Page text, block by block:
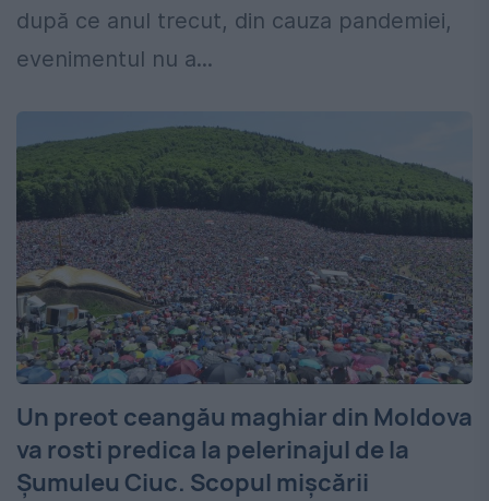
după ce anul trecut, din cauza pandemiei,
evenimentul nu a...
Un preot ceangău maghiar din Moldova
va rosti predica la pelerinajul de la
Şumuleu Ciuc. Scopul mişcării